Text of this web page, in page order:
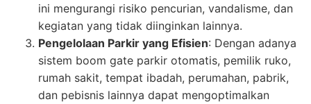
ini mengurangi risiko pencurian, vandalisme, dan
kegiatan yang tidak diinginkan lainnya.
Pengelolaan Parkir yang Efisien: Dengan adanya
sistem boom gate parkir otomatis, pemilik ruko,
rumah sakit, tempat ibadah, perumahan, pabrik,
dan pebisnis lainnya dapat mengoptimalkan